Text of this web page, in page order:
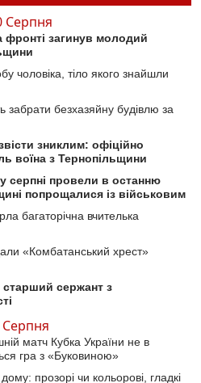
Серпня
загинув молодий
чоловіка, тіло якого знайшли
забрати безхазяйну будівлю за
зниклим: офіційно
воїна з Тернопільщини
у серпні провели в останню
попрощалися із військовим
багаторічна вчителька
«Комбатанський хрест»
старший сержант з
Серпня
матч Кубка України не в
гра з «Буковиною»
прозорі чи кольорові, гладкі